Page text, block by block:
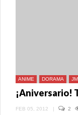
ANIME DORAMA
¡Aniversario!
FEB 05, 2012 2